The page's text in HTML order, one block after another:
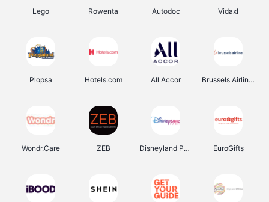
Lego Rowenta Autodoc Vidaxl
Plopsa Hotels.com All Accor Brussels Airlines
Wondr.Care ZEB Disneyland Paris EuroGifts